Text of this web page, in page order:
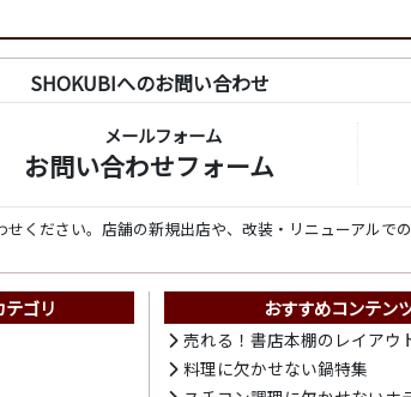
SHOKUBIへのお問い合わせ
メールフォーム
お問い合わせフォーム
ください。店舗の新規出店や、改装・リニューアルで
テゴリ おすすめコンテン
売れる！書店本棚のレイアウ
料理に欠かせない鍋特集